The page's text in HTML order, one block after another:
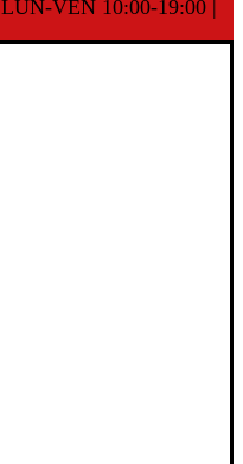
LUN-VEN 10:00-19:00 |